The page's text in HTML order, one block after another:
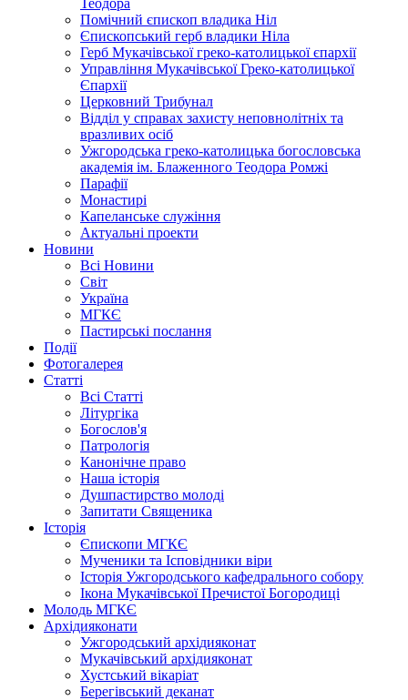
Помічний єпископ владика Ніл
Єпископський герб владики Ніла
Герб Мукачівської греко-католицької єпархії
Управління Мукачівської Греко-католицької
Єпархії
Церковний Трибунал
Відділ у справах захисту неповнолітніх та
вразливих осіб
Ужгородська греко-католицька богословська
академія ім. Блаженного Теодора Ромжі
Парафії
Монастирі
Капеланське служіння
Актуальні проекти
Новини
Всі Новини
Світ
Україна
МГКЄ
Пастирські послання
Події
Фотогалерея
Статті
Всі Статті
Літургіка
Богослов'я
Патрологія
Канонічне право
Наша історія
Душпастирство молоді
Запитати Священика
Історія
Єпископи МГКЄ
Мученики та Ісповідники віри
Історія Ужгородського кафедрального собору
Ікона Мукачівської Пречистої Богородиці
Молодь МГКЄ
Архідияконати
Ужгородський архідияконат
Мукачівський архідияконат
Хустський вікаріат
Берегівський деканат